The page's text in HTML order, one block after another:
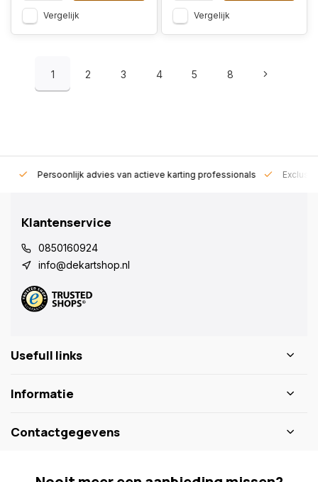
Vergelijk Vergelijk
1 2 3 4 5 8
Persoonlijk advies van actieve karting professionals
Klantenservice
0850160924
info@dekartshop.nl
Usefull links
Informatie
Contactgegevens